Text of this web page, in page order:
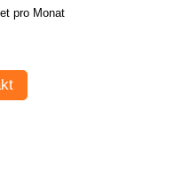
pro Monat